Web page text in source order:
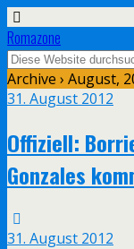
Romazone
Archive › August,
31. August 2012
Offiziell:
Gonzales
31. August 2012